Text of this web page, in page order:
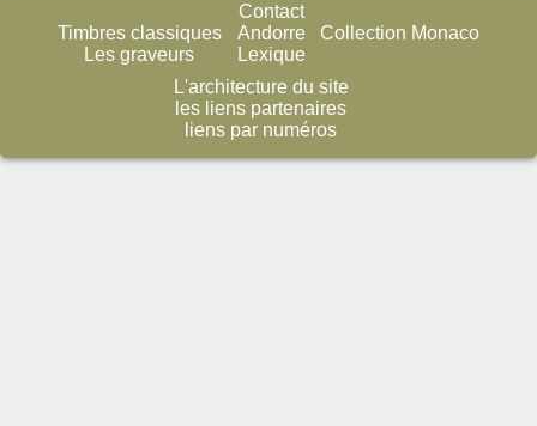
Timbres classiques
Les graveurs
Contact
Andorre
Lexique
Collection Monaco
L'architecture du site
les liens partenaires
liens par numéros